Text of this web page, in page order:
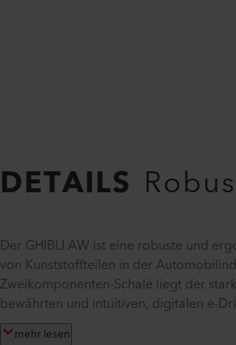
DETAILS
Der GHIBLI AW ist eine robuste und
von Kunststoffteilen in der
Zweikomponenten-Schale liegt der
bewährten und intuitiven, digitalen e-
mehr lesen